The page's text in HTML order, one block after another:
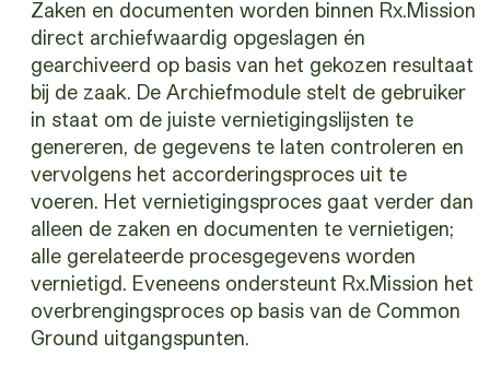
Zaken en documenten worden binnen Rx.Mission
direct archiefwaardig opgeslagen én
gearchiveerd op basis van het gekozen resultaat
bij de zaak. De Archiefmodule stelt de gebruiker
in staat om de juiste vernietigingslijsten te
genereren, de gegevens te laten controleren en
vervolgens het accorderingsproces uit te
voeren. Het vernietigingsproces gaat verder dan
alleen de zaken en documenten te vernietigen;
alle gerelateerde procesgegevens worden
vernietigd. Eveneens ondersteunt Rx.Mission het
overbrengingsproces op basis van de Common
Ground uitgangspunten.